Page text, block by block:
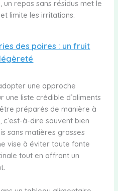
repas sans résidus met le
limite les irritations.
des poires : un fruit
une approche
une liste crédible d’aliments
préparés de manière à
à-dire souvent bien
sans matières grasses
vise à éviter toute fonte
tout en offrant un